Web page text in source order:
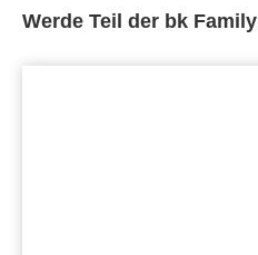
Werde Teil der bk Family